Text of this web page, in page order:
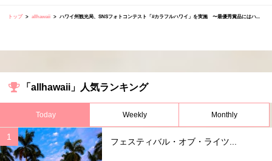
トップ allhawaii ハワイ州観光局、SNSフォトコンテスト「#カラフルハワイ」を実施 〜最優秀賞品にはハ...
「allhawaii」人気ランキング
Today Weekly Monthly
フェスティバル・オブ・ライツ...